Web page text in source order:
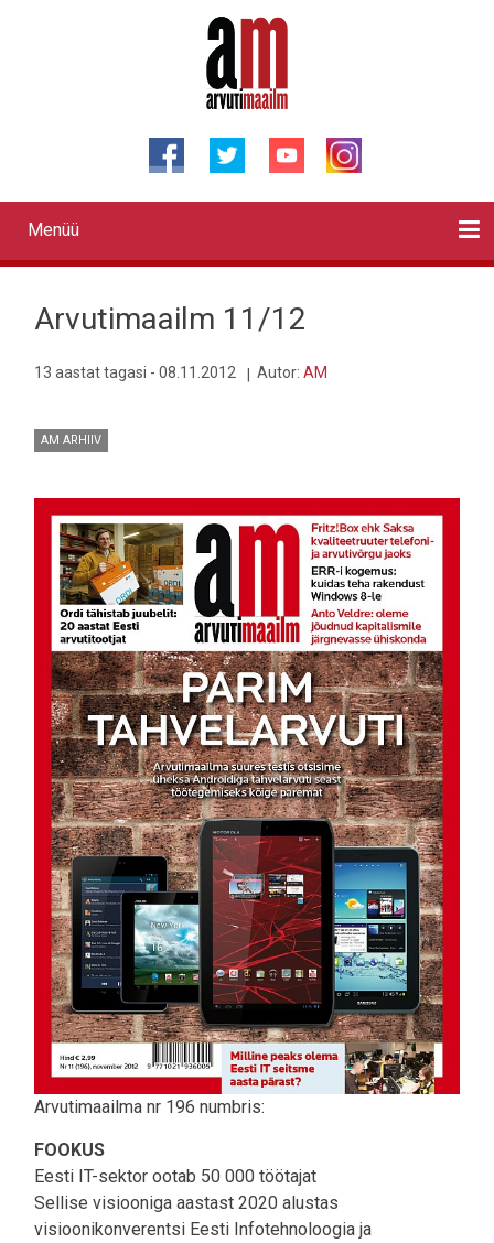
Primary
links
Menüü
Arvutimaailm 11/12
13 aastat tagasi - 08.11.2012 Autor: AM
AM ARHIIV
Arvutimaailma nr 196 numbris:
FOOKUS
Eesti IT-sektor ootab 50 000 töötajat
Sellise visiooniga aastast 2020 alustas
visioonikonverentsi Eesti Infotehnoloogia ja